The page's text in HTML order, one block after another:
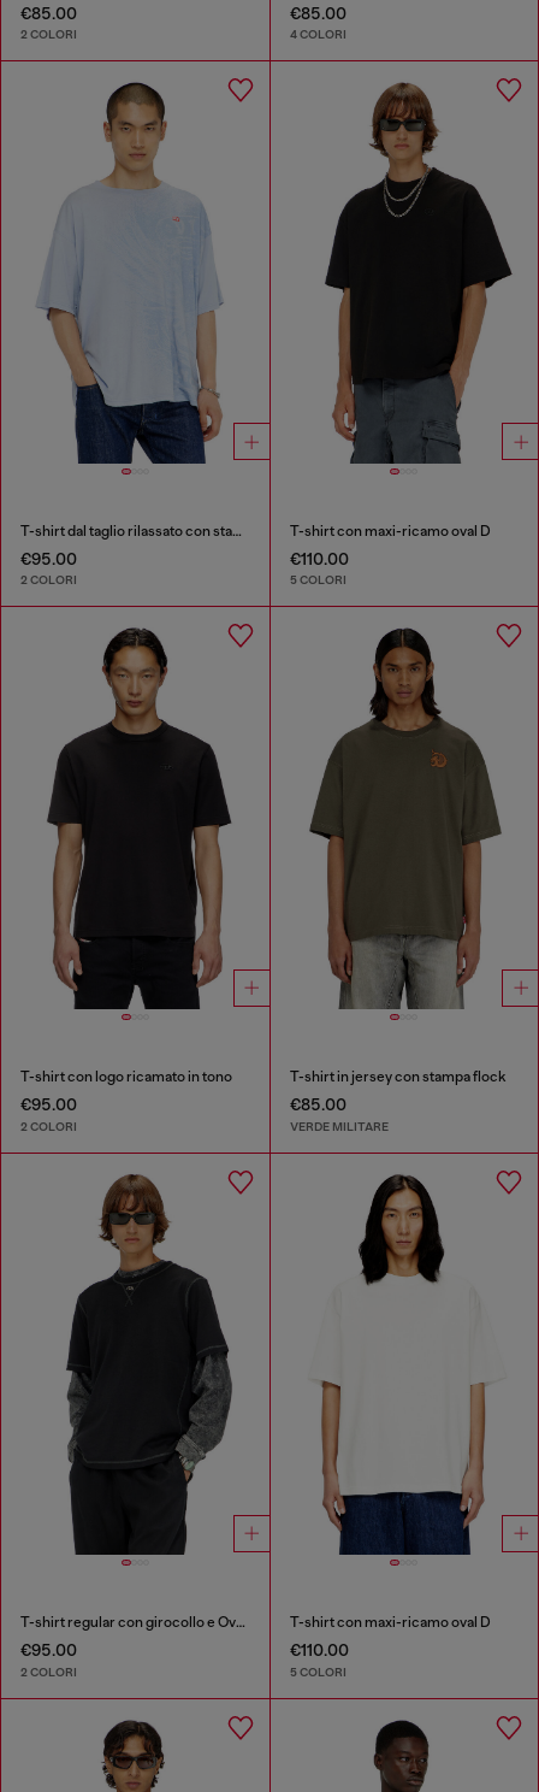
€85.00
2 COLORI
€85.00
4 COLORI
T-shirt dal taglio rilassato con stampe a pigmenti
€95.00
2 COLORI
T-shirt con maxi-ricamo oval D
€110.00
5 COLORI
T-shirt con logo ricamato in tono
€95.00
2 COLORI
T-shirt in jersey con stampa flock
€85.00
VERDE MILITARE
T-shirt regular con girocollo e Oval D
€95.00
2 COLORI
T-shirt con maxi-ricamo oval D
€110.00
5 COLORI